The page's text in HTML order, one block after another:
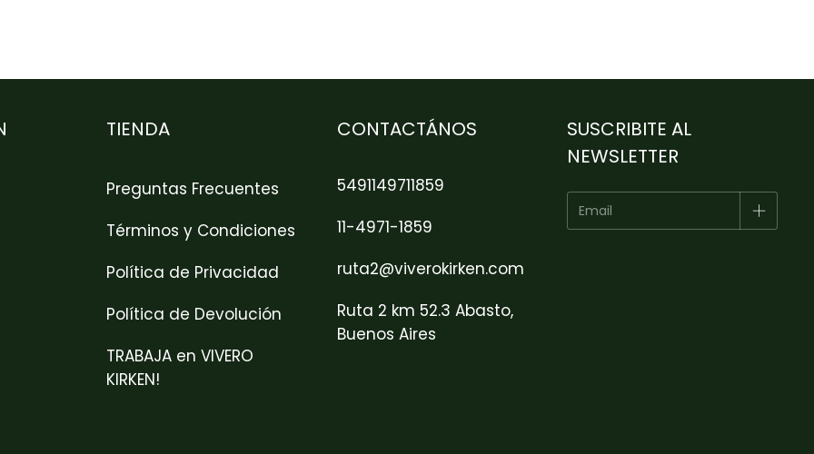
TIENDA
Preguntas Frecuentes
Términos y Condiciones
Política de Privacidad
Política de Devolución
TRABAJA en VIVERO
KIRKEN!
CONTACTÁNOS
5491149711859
11-4971-1859
ruta2@viverokirken.com
Ruta 2 km 52.3 Abasto,
Buenos Aires
SUSCRIBITE AL
NEWSLETTER